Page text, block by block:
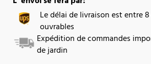
Le délai de livraison est entre
ouvrables
Expédition de commandes
de jardin